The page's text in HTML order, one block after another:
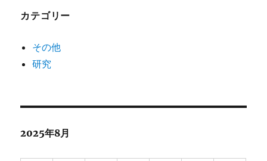
カテゴリー
その他
研究
2025年8月